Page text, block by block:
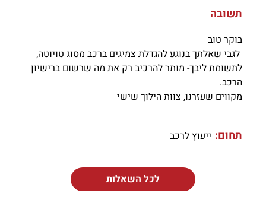
תשובה
בוקר טוב
לגבי שאלתך בנוגע להגדלת צמיגים ברכב מסוג טויוטה,
לתשומת ליבך- מותר להרכיב רק את מה שרשום ברישיון
הרכב.
מקווים שעזרנו, צוות הילוך שישי
תחום: ייעוץ לרכב
לכל השאלות